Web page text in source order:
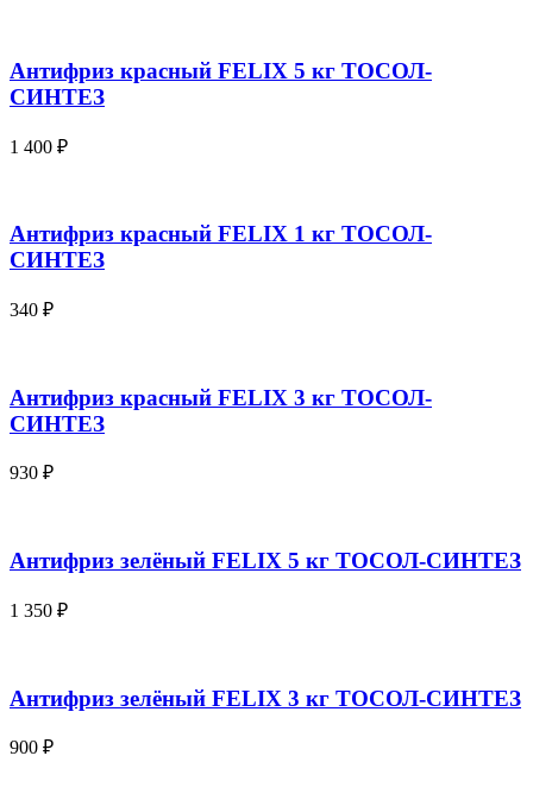
Антифриз красный FELIX 5 кг ТОСОЛ-
СИНТЕЗ
1 400 ₽
Антифриз красный FELIX 1 кг ТОСОЛ-
СИНТЕЗ
340 ₽
Антифриз красный FELIX 3 кг ТОСОЛ-
СИНТЕЗ
930 ₽
Антифриз зелёный FELIX 5 кг ТОСОЛ-СИНТЕЗ
1 350 ₽
Антифриз зелёный FELIX 3 кг ТОСОЛ-СИНТЕЗ
900 ₽